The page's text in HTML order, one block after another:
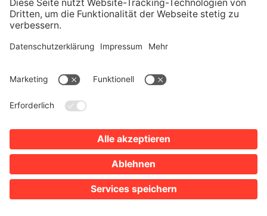
Parkplätze
Google Maps
Öffnungszeiten anzeigen
FRISCHE KÖFTE / FISCHGERICHTE / BOWLS
Köfte Spot
74072 Heilbronn